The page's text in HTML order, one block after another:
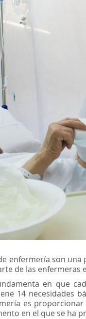
enfermería son
de las enfermeras
en que
14 necesidades
es
en el que se ha